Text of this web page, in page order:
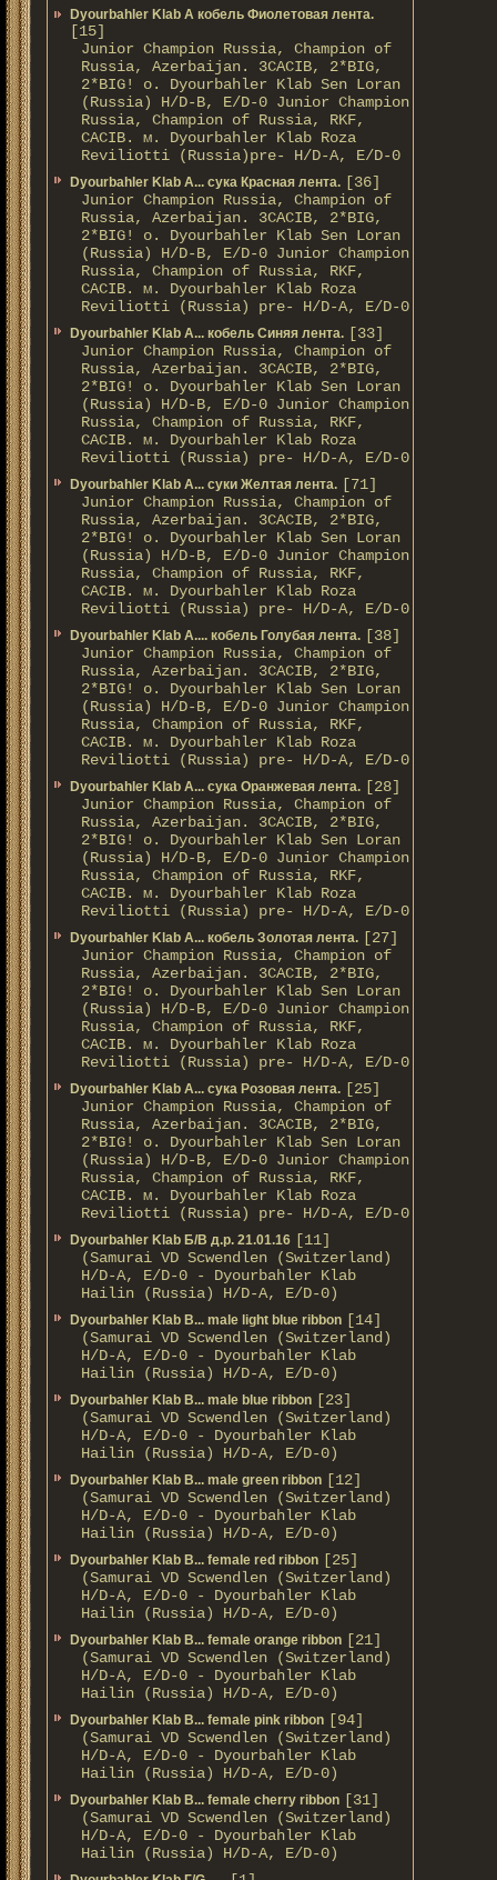
Dyourbahler Klab A кобель Фиолетовая лента.
[15]
Junior Champion Russia, Champion of
Russia, Azerbaijan. 3CACIB, 2*BIG,
2*BIG! о. Dyourbahler Klab Sen Loran
(Russia) H/D-B, E/D-0 Junior Champion
Russia, Champion of Russia, RKF,
CACIB. м. Dyourbahler Klab Roza
Reviliotti (Russia)pre- H/D-A, E/D-0
Dyourbahler Klab A... сука Красная лента. [36]
Junior Champion Russia, Champion of
Russia, Azerbaijan. 3CACIB, 2*BIG,
2*BIG! о. Dyourbahler Klab Sen Loran
(Russia) H/D-B, E/D-0 Junior Champion
Russia, Champion of Russia, RKF,
CACIB. м. Dyourbahler Klab Roza
Reviliotti (Russia) pre- H/D-A, E/D-0
Dyourbahler Klab A... кобель Синяя лента. [33]
Junior Champion Russia, Champion of
Russia, Azerbaijan. 3CACIB, 2*BIG,
2*BIG! о. Dyourbahler Klab Sen Loran
(Russia) H/D-B, E/D-0 Junior Champion
Russia, Champion of Russia, RKF,
CACIB. м. Dyourbahler Klab Roza
Reviliotti (Russia) pre- H/D-A, E/D-0
Dyourbahler Klab A... суки Желтая лента. [71]
Junior Champion Russia, Champion of
Russia, Azerbaijan. 3CACIB, 2*BIG,
2*BIG! о. Dyourbahler Klab Sen Loran
(Russia) H/D-B, E/D-0 Junior Champion
Russia, Champion of Russia, RKF,
CACIB. м. Dyourbahler Klab Roza
Reviliotti (Russia) pre- H/D-A, E/D-0
Dyourbahler Klab A.... кобель Голубая лента. [38]
Junior Champion Russia, Champion of
Russia, Azerbaijan. 3CACIB, 2*BIG,
2*BIG! о. Dyourbahler Klab Sen Loran
(Russia) H/D-B, E/D-0 Junior Champion
Russia, Champion of Russia, RKF,
CACIB. м. Dyourbahler Klab Roza
Reviliotti (Russia) pre- H/D-A, E/D-0
Dyourbahler Klab A... сука Оранжевая лента. [28]
Junior Champion Russia, Champion of
Russia, Azerbaijan. 3CACIB, 2*BIG,
2*BIG! о. Dyourbahler Klab Sen Loran
(Russia) H/D-B, E/D-0 Junior Champion
Russia, Champion of Russia, RKF,
CACIB. м. Dyourbahler Klab Roza
Reviliotti (Russia) pre- H/D-A, E/D-0
Dyourbahler Klab A... кобель Золотая лента. [27]
Junior Champion Russia, Champion of
Russia, Azerbaijan. 3CACIB, 2*BIG,
2*BIG! о. Dyourbahler Klab Sen Loran
(Russia) H/D-B, E/D-0 Junior Champion
Russia, Champion of Russia, RKF,
CACIB. м. Dyourbahler Klab Roza
Reviliotti (Russia) pre- H/D-A, E/D-0
Dyourbahler Klab A... сука Розовая лента. [25]
Junior Champion Russia, Champion of
Russia, Azerbaijan. 3CACIB, 2*BIG,
2*BIG! о. Dyourbahler Klab Sen Loran
(Russia) H/D-B, E/D-0 Junior Champion
Russia, Champion of Russia, RKF,
CACIB. м. Dyourbahler Klab Roza
Reviliotti (Russia) pre- H/D-A, E/D-0
Dyourbahler Klab Б/B д.р. 21.01.16 [11]
(Samurai VD Scwendlen (Switzerland)
H/D-A, E/D-0 - Dyourbahler Klab
Hailin (Russia) H/D-A, E/D-0)
Dyourbahler Klab B... male light blue ribbon [14]
(Samurai VD Scwendlen (Switzerland)
H/D-A, E/D-0 - Dyourbahler Klab
Hailin (Russia) H/D-A, E/D-0)
Dyourbahler Klab B... male blue ribbon [23]
(Samurai VD Scwendlen (Switzerland)
H/D-A, E/D-0 - Dyourbahler Klab
Hailin (Russia) H/D-A, E/D-0)
Dyourbahler Klab B... male green ribbon [12]
(Samurai VD Scwendlen (Switzerland)
H/D-A, E/D-0 - Dyourbahler Klab
Hailin (Russia) H/D-A, E/D-0)
Dyourbahler Klab B... female red ribbon [25]
(Samurai VD Scwendlen (Switzerland)
H/D-A, E/D-0 - Dyourbahler Klab
Hailin (Russia) H/D-A, E/D-0)
Dyourbahler Klab B... female orange ribbon [21]
(Samurai VD Scwendlen (Switzerland)
H/D-A, E/D-0 - Dyourbahler Klab
Hailin (Russia) H/D-A, E/D-0)
Dyourbahler Klab B... female pink ribbon [94]
(Samurai VD Scwendlen (Switzerland)
H/D-A, E/D-0 - Dyourbahler Klab
Hailin (Russia) H/D-A, E/D-0)
Dyourbahler Klab B... female cherry ribbon [31]
(Samurai VD Scwendlen (Switzerland)
H/D-A, E/D-0 - Dyourbahler Klab
Hailin (Russia) H/D-A, E/D-0)